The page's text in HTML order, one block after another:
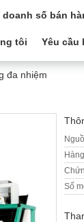
doanh số bán
tôi Yêu cầu
đa nhiệm
Số